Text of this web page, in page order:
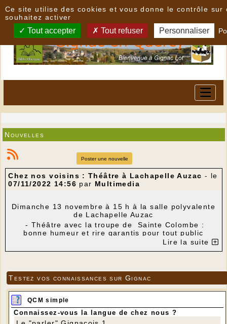
Nouvelles
Poster une nouvelle
Chez nos voisins : Théâtre à Lachapelle Auzac - le
07/11/2022 14:56 par Multimedia
Dimanche 13 novembre à 15 h à la salle polyvalente
de Lachapelle Auzac
- Théâtre avec la troupe de Sainte Colombe :
bonne humeur et rire garantis pour tout public
- Dégustation de châtaignes
grillées et vin nouveau (à consommer avec
Entrée 10 € - Proposé par l'association des Racines
de Reyrevignes
---
Lire la suite
Testez vos connaissances sur Gignac
QCM simple
Connaissez-vous la langue de chez nous ?
Ce site utilise des cookies et vous donne le contrôle sur
souhaitez activer
Tout accepter Tout refuser Personnaliser